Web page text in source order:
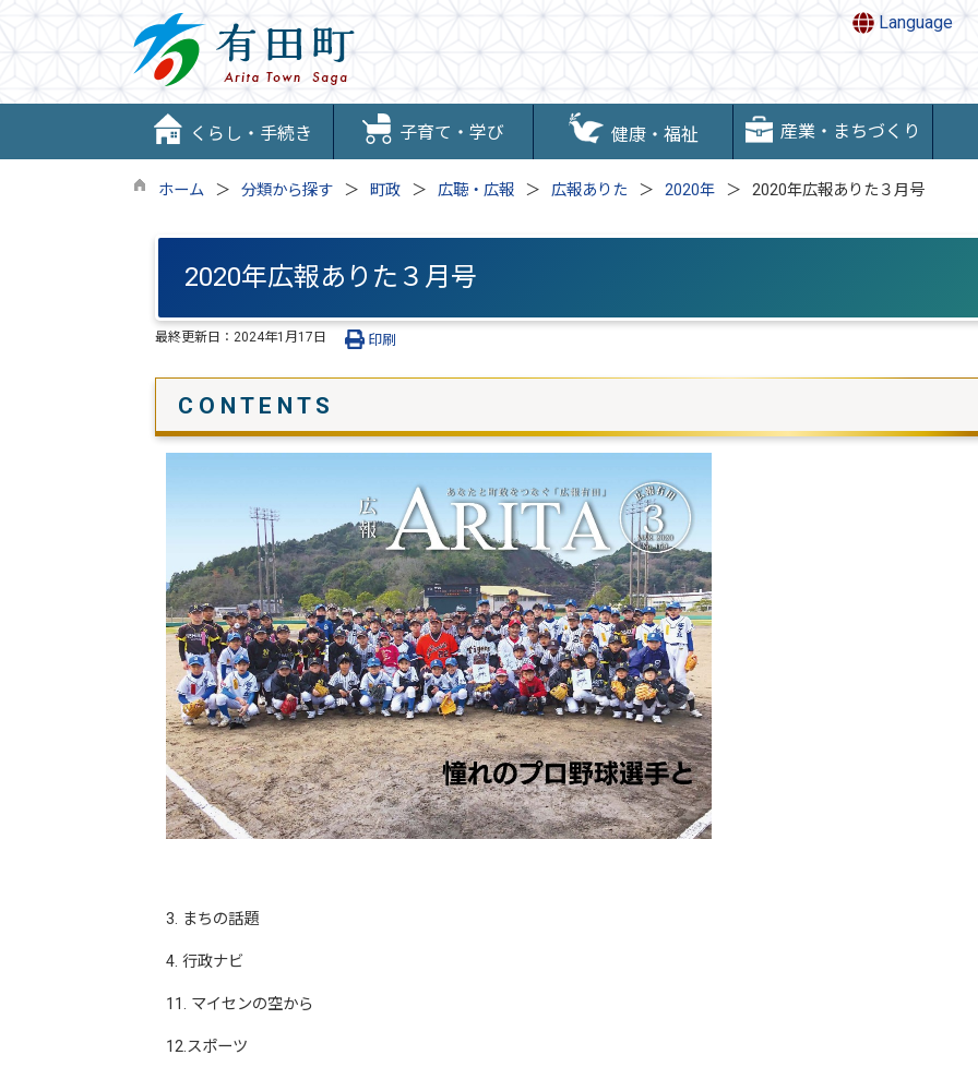
Language
くらし・手続き 子育て・学び 健康・福祉 産業・まちづくり
ホーム 分類から探す 町政 広聴・広報 広報ありた 2020年 2020年広報ありた３月号
2020年広報ありた３月号
最終更新日： 2024年1月17日 印刷
C O N T E N T S
3. まちの話題
4. 行政ナビ
11. マイセンの空から
12.スポーツ